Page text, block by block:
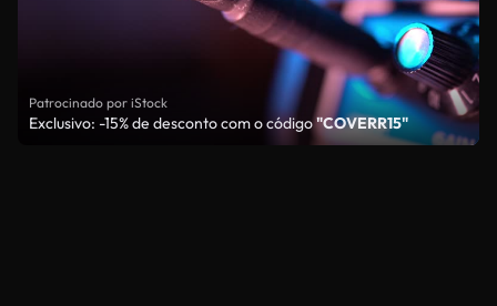
Patrocinado por iStock
Exclusivo: -15% de desconto com o código"COVERR15"